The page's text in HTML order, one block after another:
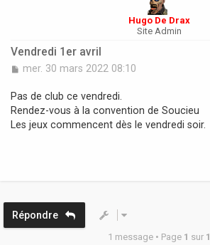
Hugo De Drax
Site Admin
Vendredi 1er avril
M
s
a
g
mer. 30 mars 2022 08:10
Pas de club ce vendredi.
Rendez-vous à la convention de Soucieu
Les jeux commencent dès le vendredi soir.
Répondre
1 message • Page 1 sur 1